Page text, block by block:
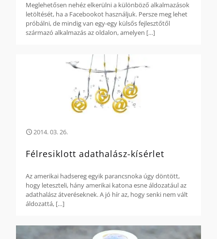
Meglehetősen nehéz elkerülni a különböző alkalmazások
letöltését, ha a Facebookot használjuk. Persze meg lehet
próbálni, de mindig van egy-egy külsős fejlesztőtől
származó alkalmazás az oldalon, amelyen […]
2014. 03. 26.
Félresiklott adathalász-kísérlet
Az amerikai hadsereg egyik parancsnoka úgy döntött,
hogy leteszteli, hány amerikai katona esne áldozatául az
adathalász átveréseknek. A jó hír az, hogy senki nem vált
áldozattá, […]